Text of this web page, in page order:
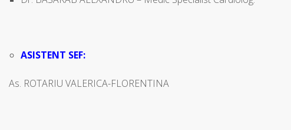
ASISTENT SEF:
As. ROTARIU VALERICA-FLORENTINA